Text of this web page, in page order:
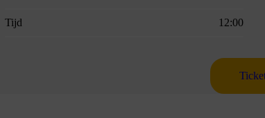
Tijd 12:00